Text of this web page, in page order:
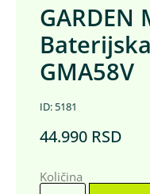
GARDEN
GMA58V
ID: 5181
44.990 RSD
Količina